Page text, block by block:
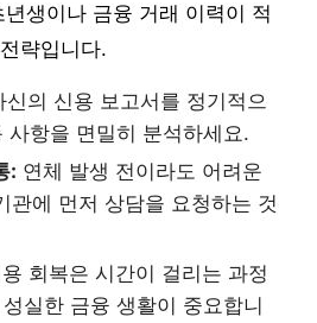
생이나 금융 거래 이력이 적
략입니다.
신의 신용 보고서를 정기적으
사항을 면밀히 분석하세요.
: 연체 발생 전이라도 어려운
관에 먼저 상담을 요청하는 것
회복은 시간이 걸리는 과정
실한 금융 생활이 중요합니